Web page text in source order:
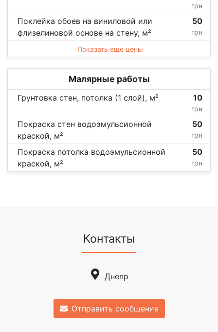
грн
Поклейка обоев на виниловой или
флизелиновой основе на стену, м²
50
грн
Показать еще цены
Малярные работы
Грунтовка стен, потолка (1 слой), м² 10
грн
Покраска стен водоэмульсионной
краской, м²
50
грн
Покраска потолка водоэмульсионной
краской, м²
50
грн
Контакты
Днепр
Отправить сообщение